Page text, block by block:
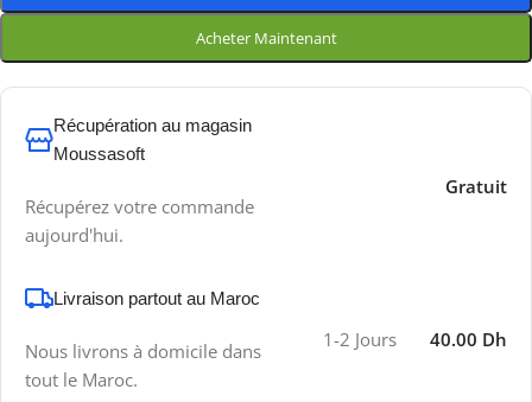
Acheter Maintenant
Récupération au magasin
Moussasoft
Récupérez votre commande
aujourd'hui.
Gratuit
Livraison partout au Maroc
Nous livrons à domicile dans
tout le Maroc.
1-2 Jours 40.00 Dh